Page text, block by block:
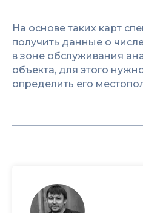
На основе таких карт
получить данные о
в зоне обслуживания
объекта, для этого
определить его